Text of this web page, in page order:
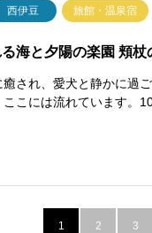
西伊豆 旅館・温泉宿
海と夕陽の楽園 頬杖
され、愛犬と静かに過
こには流れています。
1 2 3